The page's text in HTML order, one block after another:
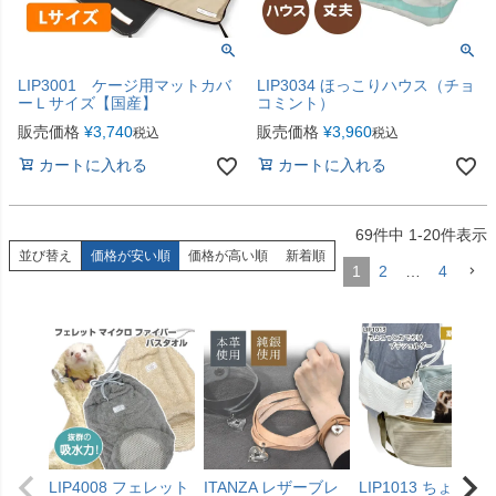
LIP3001 ケージ用マットカバ
ーＬサイズ【国産】
販売価格 ¥3,740税込
カートに入れる
LIP3034 ほっこりハウス（チョ
コミント）
販売価格 ¥3,960税込
カートに入れる
並び替え 価格が安い順 価格が高い順 新着順
69件中 1-20件表示
1 2 … 4
LIP4008 フェレット
ITANZA レザーブレ
LIP1013 ちょこっ